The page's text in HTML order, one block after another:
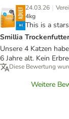
24.03.26 |
4kg
This is a
Smillia
Unsere 4 Katzen
6 Jahre alt. Kein
Diese Bewertung
Weitere